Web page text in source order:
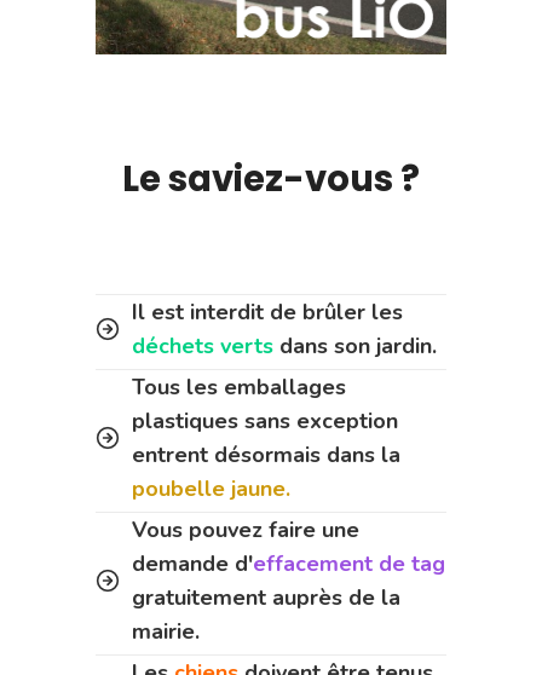
Le saviez-vous ?
Il est interdit de brûler les
déchets verts dans son jardin.
Tous les emballages
plastiques sans exception
entrent désormais dans la
poubelle jaune.
Vous pouvez faire une
demande d'effacement de tag
gratuitement auprès de la
mairie.